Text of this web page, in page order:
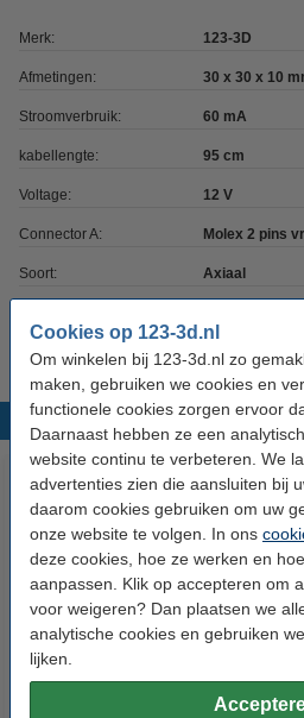
Cookies op 123-3d.nl
Om winkelen bij 123-3d.nl zo
maken, gebruiken we cookies en
functionele cookies zorgen ervoor
Daarnaast hebben ze een
website continu te verbeteren. We
advertenties zien die aansluiten bij
daarom cookies gebruiken om uw
onze website te volgen. In ons
deze cookies, hoe ze werken en
aanpassen. Klik op accepteren om
voor weigeren? Dan plaatsen we
analytische cookies en gebruiken
lijken.
Merk: 123-3D
Afmetingen: 30 x 30 x 10
Stroomverbruik: 60 mA
kabellengte: 95 cm
Voltage: 12 V
Connector A: Molex 2 pins
Soort: Axiaal
Populaire
LM8UU lineaire kogellager (2